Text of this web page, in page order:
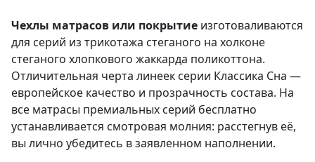
Чехлы матрасов или покрытие изготоваливаются
для серий из трикотажа стеганого на холконе
стеганого хлопкового жаккарда поликоттона.
Отличительная черта линеек серии Классика Сна —
европейское качество и прозрачность состава. На
все матрасы премиальных серий бесплатно
устанавливается смотровая молния: расстегнув её,
вы лично убедитесь в заявленном наполнении.